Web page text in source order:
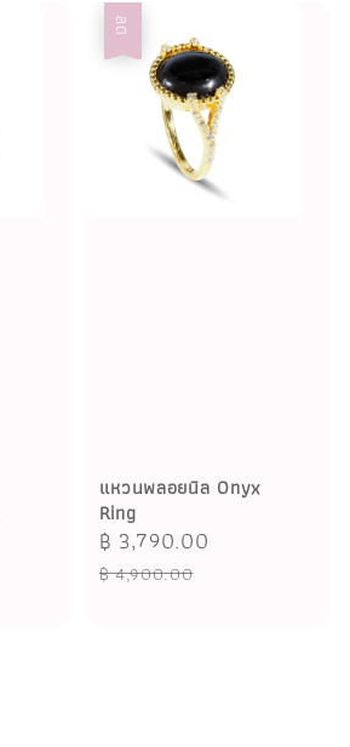
ลด
แหวนพลอยนิล Onyx
Ring
Sale
price
฿ 3,790.00
฿ 4,900.00